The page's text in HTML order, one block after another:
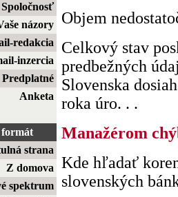
Spoločnosť
názory
redakcia
inzercia
Predplatné
Anketa
strana
Z domova
spektrum
Objem
Celkový stav
predbežných
Slovenska
roka úro. . .
Manažérom
Kde hľadať
slovenských